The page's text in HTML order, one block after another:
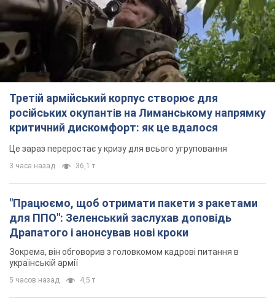
Третій армійський корпус створює для
російських окупантів на Лиманському напрямку
критичний дискомфорт: як це вдалося
Це зараз переростає у кризу для всього угруповання
3 часа назад 36,1 т.
"Працюємо, щоб отримати пакети з ракетами
для ППО": Зеленський заслухав доповідь
Драпатого і анонсував нові кроки
Зокрема, він обговорив з головкомом кадрові питання в
українській армії
5 часов назад 4,5 т.